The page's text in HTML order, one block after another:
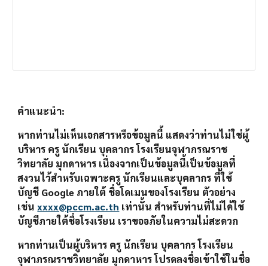
คำแนะนำ:
หากท่านไม่เห็นเอกสารหรือข้อมูลนี้ แสดงว่าท่านไม่ใช่ผู้
บริหาร ครู นักเรียน บุคลากร โรงเรียนจุฬาภรณราช
วิทยาลัย มุกดาหาร เนื่องจากเป็นข้อมูลนี้เป็นข้อมูลที่
สงวนไว้สำหรับเฉพาะครู นักเรียนและบุคลากร ที่ใช้
บัญชี Google ภายใต้ ชื่อโดเมนของโรงเรียน ตัวอย่าง
เช่น xxxx@pccm.ac.th เท่านั้น สำหรับท่านที่ไม่ได้ใช้
บัญชีภายใต้ชื่อโรงเรียน เราขออภัยในความไม่สะดวก
หากท่านเป็นผู้บริหาร ครู นักเรียน บุคลากร โรงเรียน
จุฬาภรณราชวิทยาลัย มุกดาหาร โปรดลงชื่อเข้าใช้ในชื่อ